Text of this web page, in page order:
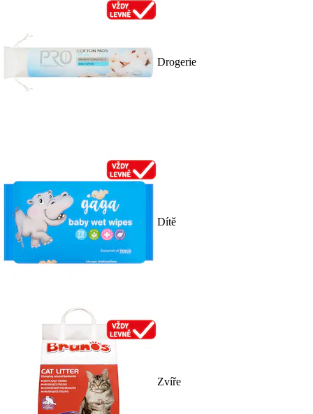
Drogerie
Dítě
Zvíře